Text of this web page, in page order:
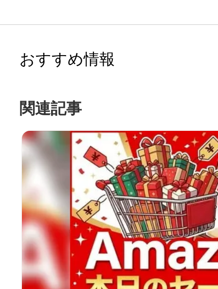
おすすめ情報
関連記事